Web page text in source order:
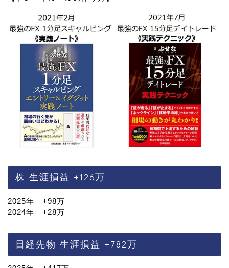
株 生涯損益 +126万
2025年 +98万
2024年 +28万
日経先物 生涯損益 +782万